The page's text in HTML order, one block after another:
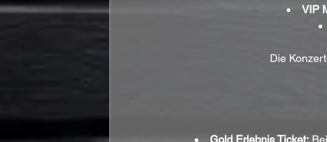
VIP
Die
Gold Erlebnis Ticket: